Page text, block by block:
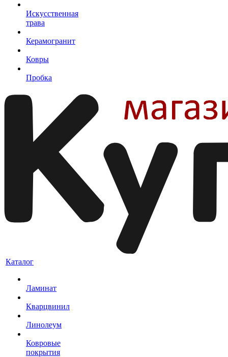
Искусственная
трава
Керамогранит
Ковры
Пробка
Каталог
Ламинат
Кварцвинил
Линолеум
Ковровые
покрытия